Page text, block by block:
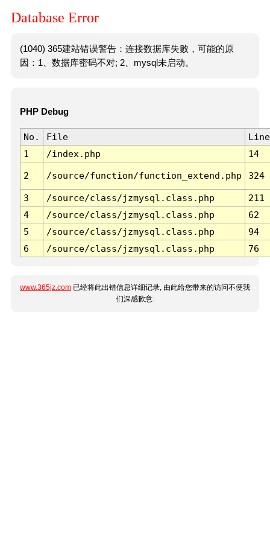
Database Error
(1040) 365建站错误警告：连接数据库失败，可能的原
因：1、数据库密码不对; 2、mysql未启动。
PHP Debug
No. File
Line
1
/index.php 14
2 /source/function/function_extend.php 324
3 /source/class/jzmysql.class.php
211
4
/source/class/jzmysql.class.php
62
5
/source/class/jzmysql.class.php
94
6
/source/class/jzmysql.class.php 76
www.365jz.com 已经将此出错信息详细记录, 由此给您带来的访问不便我
们深感歉意.